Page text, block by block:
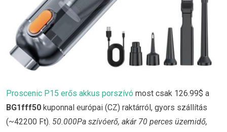
Proscenic P15 erős akkus porszívó most csak 126.99$ a
BG1fff50 kuponnal európai (CZ) raktárról, gyors szállítás
(~42200 Ft). 50.000Pa szívóerő, akár 70 perces üzemidő,